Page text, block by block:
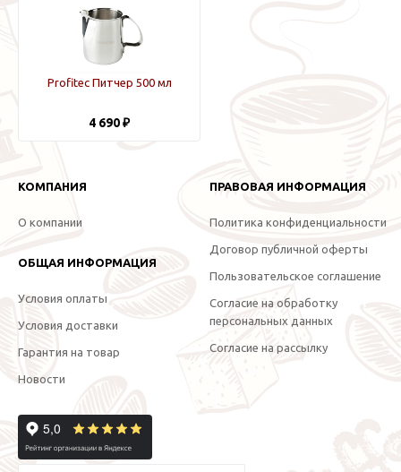
Profitec Питчер 500 мл
4 690 ₽
КОМПАНИЯ
О компании
ОБЩАЯ ИНФОРМАЦИЯ
Условия оплаты
Условия доставки
Гарантия на товар
Новости
ПРАВОВАЯ ИНФОРМАЦИЯ
Политика конфиденциальности
Договор публичной оферты
Пользовательское соглашение
Согласие на обработку
персональных данных
Согласие на рассылку